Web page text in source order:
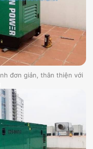
đơn giản, thân thiện với